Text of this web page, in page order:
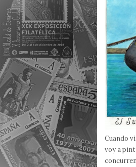
Cuando
voy a